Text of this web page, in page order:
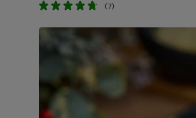
(7)